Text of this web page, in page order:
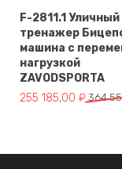
F-2811.1 Уличный
тренажер
машина с
нагрузкой
ZAVODSPORTA
364
Первоначальная
255 185,00 ₽
Текущая цена: 255